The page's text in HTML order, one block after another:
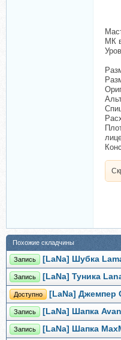
МК
Похожие складчины
Запись [LaNa] Шубка
Запись [LaNa] Туника
Доступно [LaNa] Джемпер
Запись [LaNa] Шапка
Запись [LaNa] Шапка